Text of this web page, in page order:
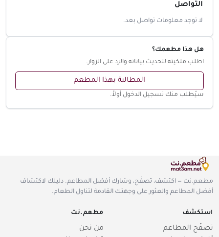
التواصل
لا توجد معلومات تواصل بعد.
هل هذا مطعمك؟
اطلب ملكيته لتحديث بياناته والرد على الزوار.
المطالبة بهذا المطعم
سيُطلب منك تسجيل الدخول أولاً.
مطعم.نت — اكتشف، تصفّح، وشارك أفضل المطاعم. دليلك لاكتشاف
أفضل المطاعم والعثور على وجهتك القادمة لتناول الطعام.
استكشف
تصفّح المطاعم
مطعم.نت
من نحن